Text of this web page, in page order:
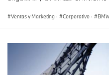
Ventas y Marketing · Corporativo ·